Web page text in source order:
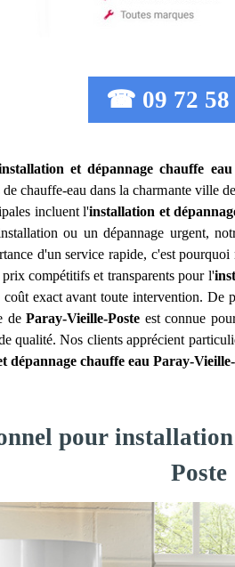
☎ 09 72 58
et dépannage chauffe eau
chauffe-eau dans la charmante ville de
incluent l'installation et
ou un dépannage urgent,
d'un service rapide, c'est
compétitifs et transparents pour l'
exact avant toute intervention.
deParay-Vieille-Poste est connue
qualité. Nos clients apprécient
dépannage chauffe eau Paray-
pour
Poste